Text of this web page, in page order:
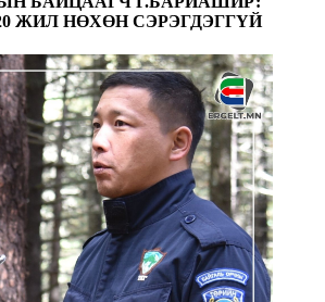
ЖИЛ НӨХӨН СЭРЭГДЭГГҮЙ